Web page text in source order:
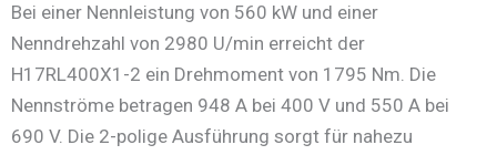
Bei einer Nennleistung von 560 kW und einer
Nenndrehzahl von 2980 U/min erreicht der
H17RL400X1-2 ein Drehmoment von 1795 Nm. Die
Nennströme betragen 948 A bei 400 V und 550 A bei
690 V. Die 2-polige Ausführung sorgt für nahezu